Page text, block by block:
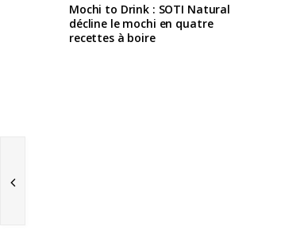
Mochi to Drink : SOTI Natural
décline le mochi en quatre
recettes à boire